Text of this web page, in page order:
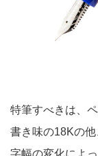
特筆すべきは、
書き味の18Kの